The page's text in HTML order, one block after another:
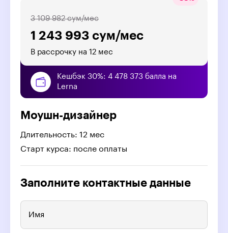
1 243 993 сум/мес
3 109 982 сум/мес
В рассрочку на 12 мес
Кешбэк 30%: 4 478 373 балла на
Lerna
Моушн-дизайнер
Длительность: 12 мес
Старт курса: после оплаты
Заполните контактные данные
Имя